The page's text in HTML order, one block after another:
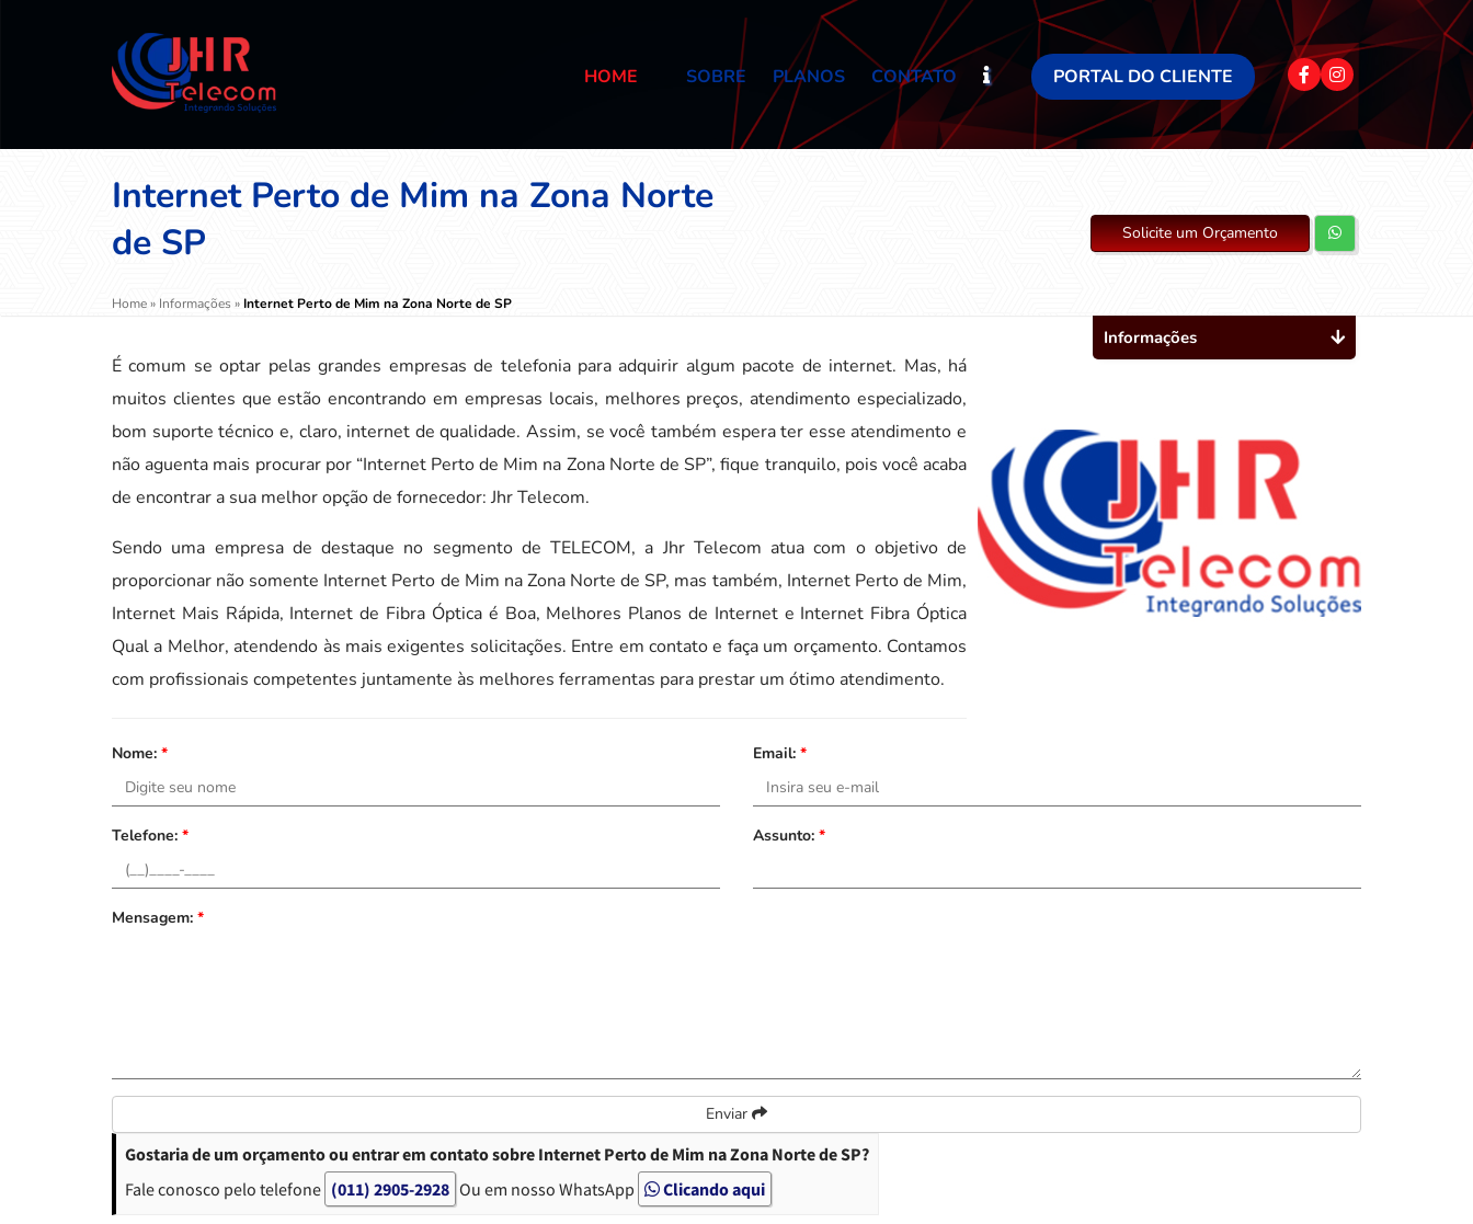
HOME SOBRE PLANOS CONTATO PORTAL DO CLIENTE
Internet Perto de Mim na Zona Norte
de SP
Home» Informações »Internet Perto de Mim na Zona Norte de SP
Solicite um Orçamento
É comum se optar pelas grandes empresas de telefonia para adquirir algum pacote de internet. Mas, há
muitos clientes que estão encontrando em empresas locais, melhores preços, atendimento especializado,
bom suporte técnico e, claro, internet de qualidade. Assim, se você também espera ter esse atendimento e
não aguenta mais procurar por “Internet Perto de Mim na Zona Norte de SP”, fique tranquilo, pois você acaba
de encontrar a sua melhor opção de fornecedor: Jhr Telecom.
Sendo uma empresa de destaque no segmento de TELECOM, a Jhr Telecom atua com o objetivo de
proporcionar não somente Internet Perto de Mim na Zona Norte de SP, mas também, Internet Perto de Mim,
Internet Mais Rápida, Internet de Fibra Óptica é Boa, Melhores Planos de Internet e Internet Fibra Óptica
Qual a Melhor, atendendo às mais exigentes solicitações. Entre em contato e faça um orçamento. Contamos
com profissionais competentes juntamente às melhores ferramentas para prestar um ótimo atendimento.
Nome: * Email: *
Telefone: * Assunto: *
Mensagem: *
Enviar
Gostaria de um orçamento ou entrar em contato sobre Internet Perto de Mim na Zona Norte de SP?
Fale conosco pelo telefone (011) 2905-2928 Ou em nosso WhatsApp Clicando aqui
Informações